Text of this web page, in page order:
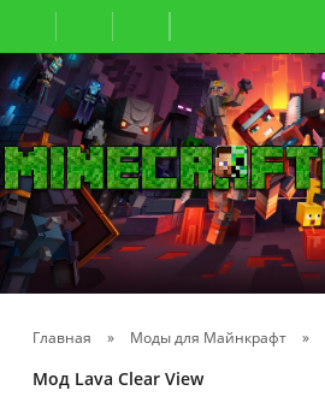
Главная » Моды для Майнкрафт »
Мод Lava Clear View